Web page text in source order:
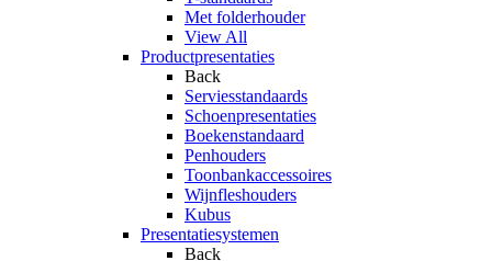
Met folderhouder
View All
Productpresentaties
Back
Serviesstandaards
Schoenpresentaties
Boekenstandaard
Penhouders
Toonbankaccessoires
Wijnfleshouders
Kubus
Presentatiesystemen
Back